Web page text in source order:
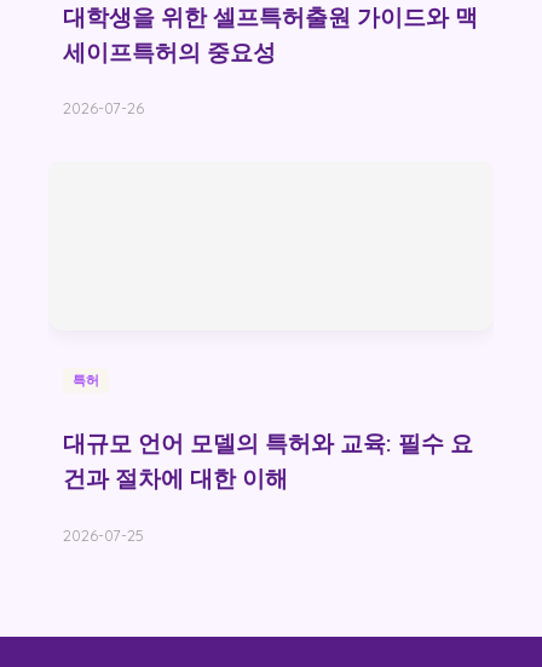
대학생을 위한 셀프특허출원 가이드와 맥
세이프특허의 중요성
2026-07-26
특허
대규모 언어 모델의 특허와 교육: 필수 요
건과 절차에 대한 이해
2026-07-25